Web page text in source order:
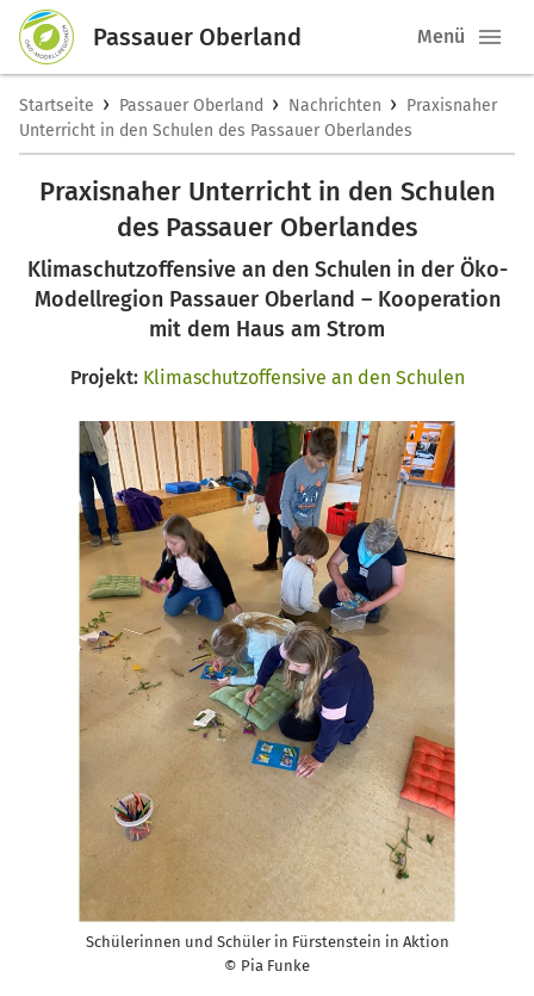
Passauer Oberland Menü
Startseite › Passauer Oberland › Nachrichten › Praxisnaher
Unterricht in den Schulen des Passauer Oberlandes
Praxisnaher Unterricht in den Schulen
des Passauer Oberlandes
Klimaschutzoffensive an den Schulen in der Öko-
Modellregion Passauer Oberland – Kooperation
mit dem Haus am Strom
Projekt: Klimaschutzoffensive an den Schulen
Schülerinnen und Schüler in Fürstenstein in Aktion
© Pia Funke